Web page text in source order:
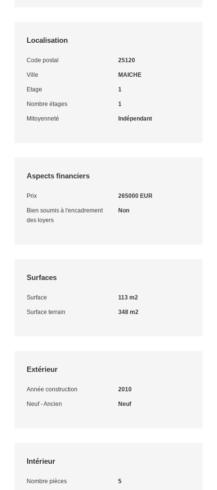
Localisation
Code postal 25120
Ville MAICHE
Etage 1
Nombre étages 1
Mitoyenneté Indépendant
Aspects financiers
Prix 265000 EUR
Bien soumis à l'encadrement
des loyers
Non
Surfaces
Surface 113 m2
Surface terrain 348 m2
Extérieur
Année construction 2010
Neuf - Ancien Neuf
Intérieur
Nombre pièces 5